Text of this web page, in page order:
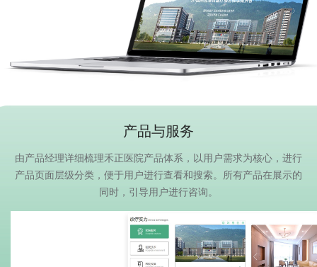
产品与服务
由产品经理详细梳理禾正医院产品体系，以用户需求为核心，进行
产品页面层级分类，便于用户进行查看和搜索。所有产品在展示的
同时，引导用户进行咨询。